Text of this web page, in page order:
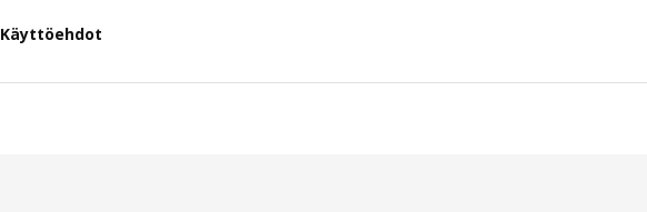
Käyttöehdot